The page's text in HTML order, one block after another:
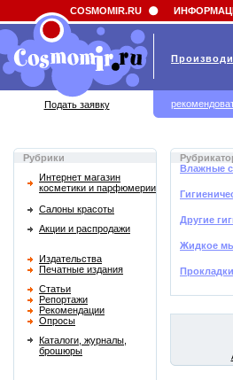
Field 'news_title' doesn't have a default value
Рубрики
Интернет магазин
косметики и парфюмерии
Салоны красоты
Акции и распродажи
Издательства
Печатные издания
Статьи
Репортажи
Рекомендации
Опросы
Каталоги, журналы,
брошюры
Влажные
Другие
Жидкое
COSMOMIR.RU
Подать заявку